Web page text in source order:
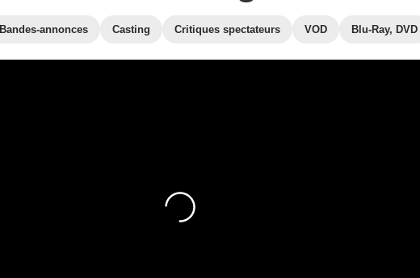
Bandes-annonces Casting Critiques spectateurs VOD Blu-Ray, DVD